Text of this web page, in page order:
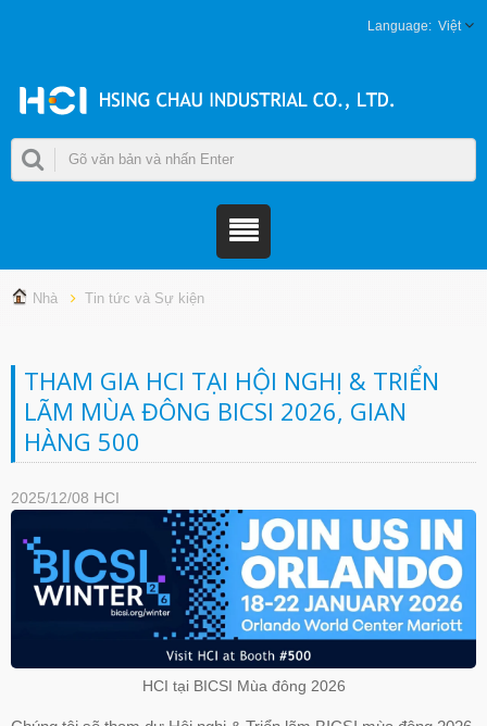
Việt
Nhà Tin tức và Sự kiện
THAM GIA HCI TẠI HỘI NGHỊ & TRIỂN
LÃM MÙA ĐÔNG BICSI 2026, GIAN
HÀNG 500
2025/12/08 HCI
HCI tại BICSI Mùa đông 2026